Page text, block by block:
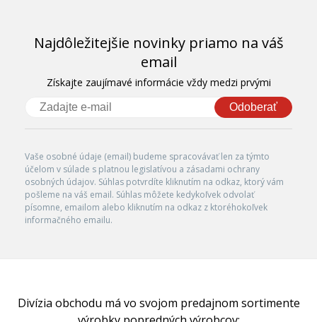
Najdôležitejšie novinky priamo na váš
email
Získajte zaujímavé informácie vždy medzi prvými
Odoberať
Vaše osobné údaje (email) budeme spracovávať len za týmto
účelom v súlade s platnou legislatívou a zásadami ochrany
osobných údajov. Súhlas potvrdíte kliknutím na odkaz, ktorý vám
pošleme na váš email. Súhlas môžete kedykoľvek odvolať
písomne, emailom alebo kliknutím na odkaz z ktoréhokoľvek
informačného emailu.
Divízia obchodu má vo svojom predajnom sortimente